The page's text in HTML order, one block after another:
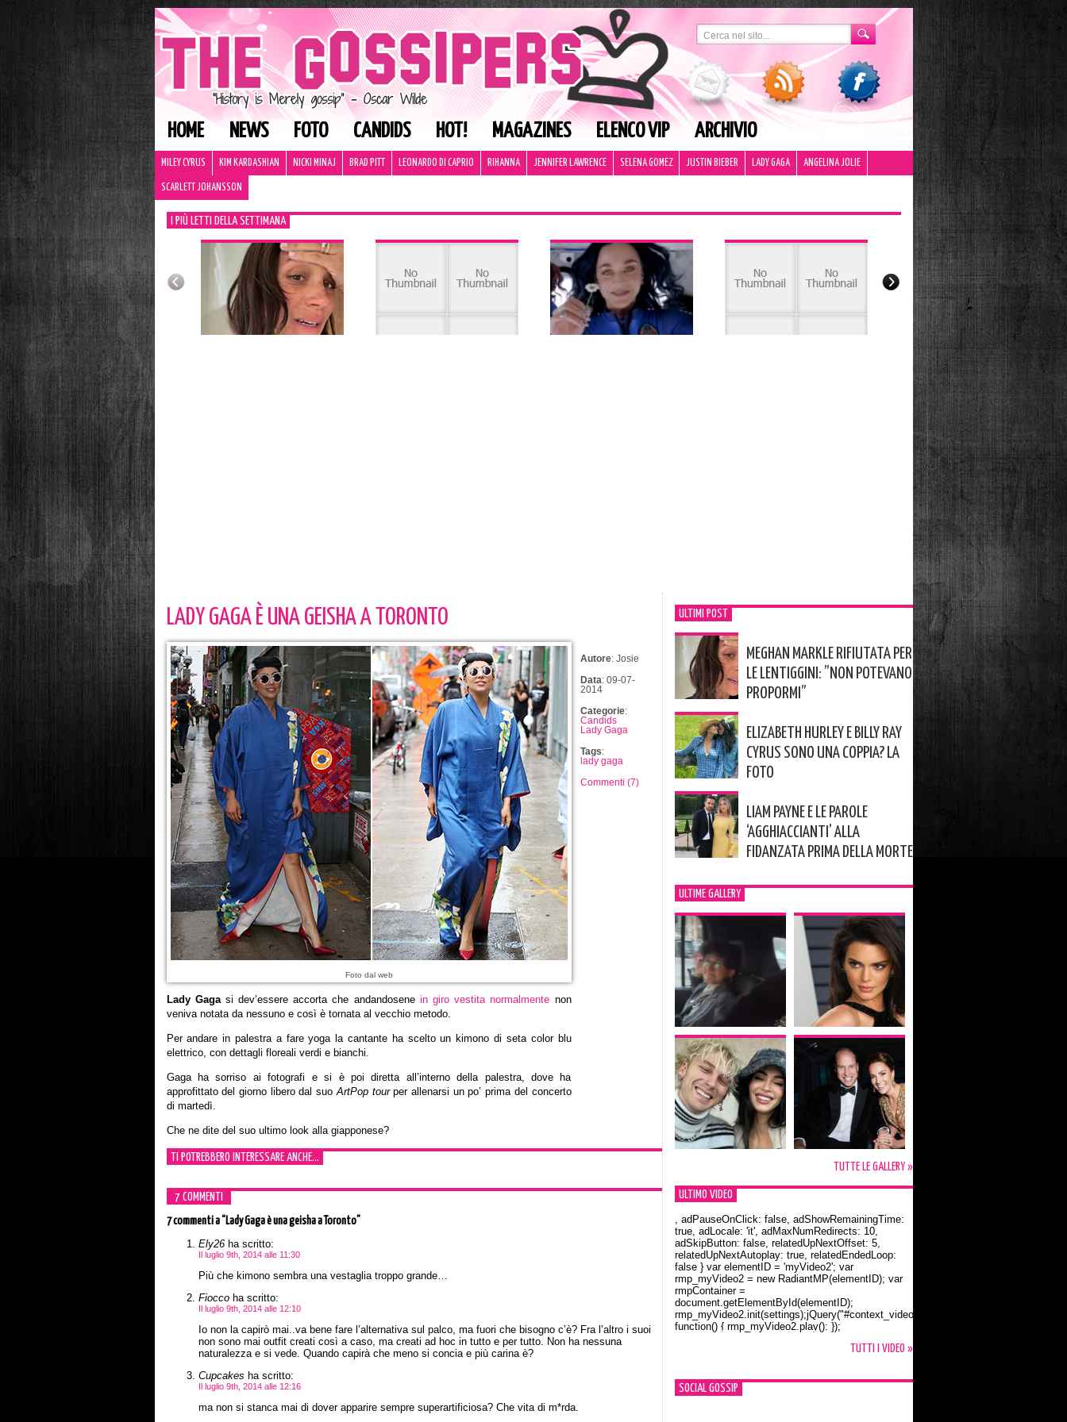
HOME NEWS FOTO CANDIDS HOT! MAGAZINES ELENCO VIP ARCHIVIO
MILEY CYRUS KIM KARDASHIAN NICKI MINAJ BRAD PITT LEONARDO DI CAPRIO RIHANNA JENNIFER LAWRENCE SELENA GOMEZ JUSTIN BIEBER LADY GAGA ANGELINA JOLIE
SCARLETT JOHANSSON
I PIÙ LETTI DELLA SETTIMANA
LADY GAGA È UNA GEISHA A TORONTO
Foto dal web
Lady Gagasi dev’essere accorta che andandosene in giro vestita normalmente non
veniva notata da nessuno e così è tornata al vecchio metodo.
Per andare in palestra a fare yoga la cantante ha scelto un kimono di seta color blu
elettrico, con dettagli floreali verdi e bianchi.
Gaga ha sorriso ai fotografi e si è poi diretta all’interno della palestra, dove ha
approfittato del giorno libero dal suoArtPop tourper allenarsi un po’ prima del concerto
di martedì.
Che ne dite del suo ultimo look alla giapponese?
Autore: Josie
Data: 09-07-
2014
Categorie:
Candids
Lady Gaga
Tags:
lady gaga
Commenti (7)
TI POTREBBERO INTERESSARE ANCHE...
7 COMMENTI
7 commentia “Lady Gaga è una geisha a Toronto”
Ely26ha scritto:
Il luglio 9th, 2014 alle 11:30
Più che kimono sembra una vestaglia troppo grande…
Fioccoha scritto:
Il luglio 9th, 2014 alle 12:10
Io non la capirò mai..va bene fare l’alternativa sul palco, ma fuori che bisogno c’è? Fra l’altro i suoi
non sono mai outfit creati così a caso, ma creati ad hoc in tutto e per tutto. Non ha nessuna
naturalezza e si vede. Quando capirà che meno si concia e più carina è?
Cupcakes ha scritto:
Il luglio 9th, 2014 alle 12:16
ma non si stanca mai di dover apparire sempre superartificiosa? Che vita di m*rda.
ULTIMI POST
MEGHAN MARKLE RIFIUTATA PER
LE LENTIGGINI: ”NON POTEVANO
PROPORMI”
ELIZABETH HURLEY E BILLY RAY
CYRUS SONO UNA COPPIA? LA
FOTO
LIAM PAYNE E LE PAROLE
‘AGGHIACCIANTI’ ALLA
FIDANZATA PRIMA DELLA MORTE
ULTIME GALLERY
TUTTE LE GALLERY »
ULTIMO VIDEO
Orlando Bloom e la t-shirt dedicata a Flynn
, adPauseOnClick: false, adShowRemainingTime:
true, adLocale: 'it', adMaxNumRedirects: 10,
adSkipButton: false, relatedUpNextOffset: 5,
relatedUpNextAutoplay: true, relatedEndedLoop:
false } var elementID = 'myVideo2'; var
rmp_myVideo2 = new RadiantMP(elementID); var
rmpContainer =
document.getElementById(elementID);
rmp_myVideo2.init(settings);jQuery("#context_video2").one("mouseover",
function() { rmp_myVideo2.play(); });
TUTTI I VIDEO »
SOCIAL GOSSIP